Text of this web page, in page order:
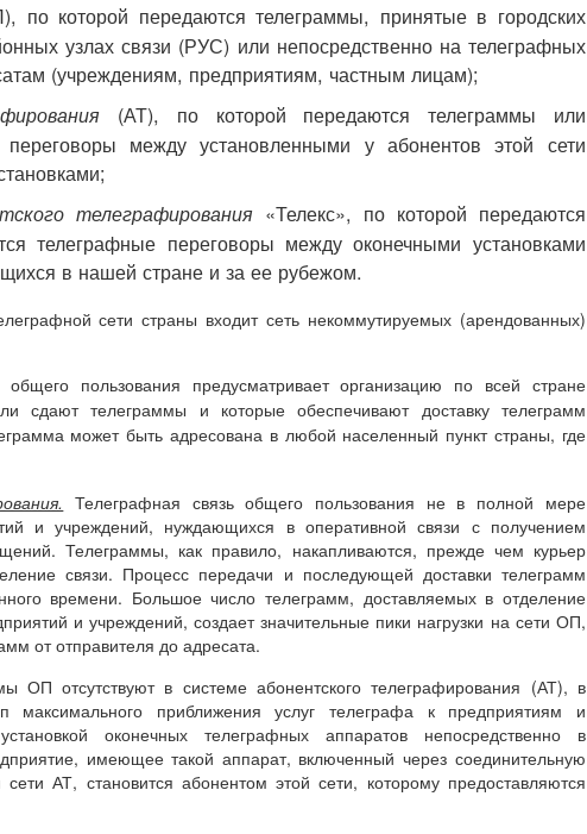
по которой передаются телеграммы, принятые в городских
узлах связи (РУС) или непосредственно на телеграфных
(учреждениям, предприятиям, частным лицам);
(АТ), по которой передаются телеграммы или
переговоры между установленными у абонентов этой сети
телеграфирования«Телекс», по которой передаются
телеграфные переговоры между оконечными установками
в нашей стране и за ее рубежом.
сети страны входит сеть некоммутируемых (арендованных)
общего пользования предусматривает организацию по всей стране
сдают телеграммы и которые обеспечивают доставку телеграмм
может быть адресована в любой населенный пункт страны, где
Телеграфная связь общего пользования не в полной мере
и учреждений, нуждающихся в оперативной связи с получением
Телеграммы, как правило, накапливаются, прежде чем курьер
связи. Процесс передачи и последующей доставки телеграмм
времени. Большое число телеграмм, доставляемых в отделение
и учреждений, создает значительные пики нагрузки на сети ОП,
от отправителя до адресата.
ОП отсутствуют в системе абонентского телеграфирования (АТ), в
максимального приближения услуг телеграфа к предприятиям и
оконечных телеграфных аппаратов непосредственно в
имеющее такой аппарат, включенный через соединительную
АТ, становится абонентом этой сети, которому предоставляются